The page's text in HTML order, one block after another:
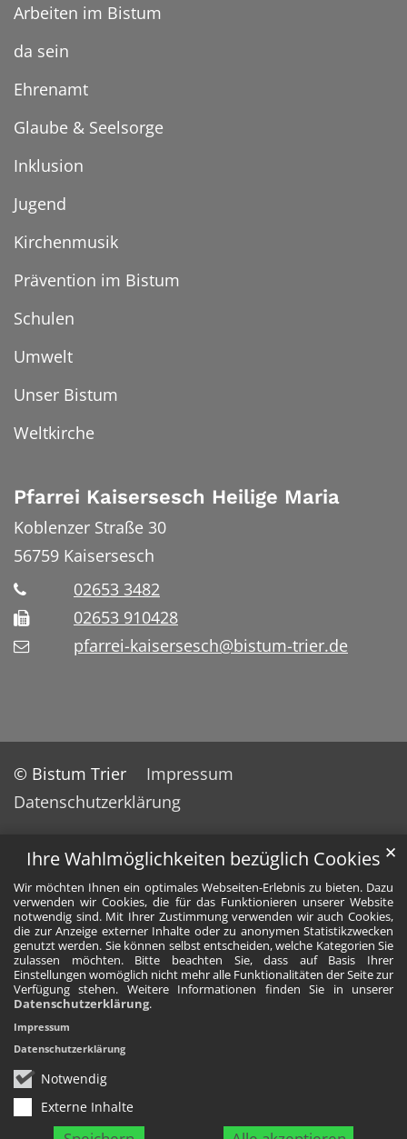
Ihre Wahlmöglichkeiten bezüglich Cookies
Wir möchten Ihnen ein optimales Webseiten-Erlebnis zu bieten. Dazu
verwenden wir Cookies, die für das Funktionieren unserer Website
notwendig sind. Mit Ihrer Zustimmung verwenden wir auch Cookies,
die zur Anzeige externer Inhalte oder zu anonymen Statistikzwecken
genutzt werden. Sie können selbst entscheiden, welche Kategorien Sie
zulassen möchten. Bitte beachten Sie, dass auf Basis Ihrer
Einstellungen womöglich nicht mehr alle Funktionalitäten der Seite zur
Verfügung stehen. Weitere Informationen finden Sie in unserer
Datenschutzerklärung.
Notwendig
Externe Inhalte
✕
Impressum
Datenschutzerklärung
Arbeiten im Bistum
da sein
Ehrenamt
Glaube & Seelsorge
Inklusion
Jugend
Kirchenmusik
Prävention im Bistum
Schulen
Umwelt
Unser Bistum
Weltkirche
Pfarrei Kaisersesch Heilige Maria
Koblenzer Straße 30
56759 Kaisersesch
02653 3482
02653 910428
pfarrei-kaisersesch@bistum-trier.de
© Bistum Trier
Impressum
Datenschutzerklärung